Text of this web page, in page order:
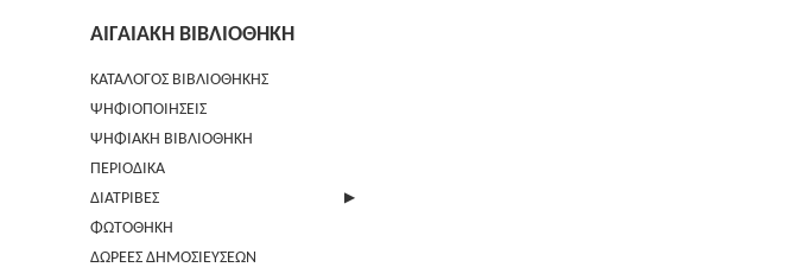
ΑΙΓΑΙΑΚΗ ΒΙΒΛΙΟΘΗΚΗ
ΚΑΤΑΛΟΓΟΣ ΒΙΒΛΙΟΘΗΚΗΣ
ΨΗΦΙΟΠΟΙΗΣΕΙΣ
ΨΗΦΙΑΚΗ ΒΙΒΛΙΟΘΗΚΗ
ΠΕΡΙΟΔΙΚΑ
ΔΙΑΤΡΙΒΕΣ
ΑΠΟΣΤΟΛΗ ΠΕΡΙΛΗΨΗΣ
ΦΩΤΟΘΗΚΗ
ΔΩΡΕΕΣ ΔΗΜΟΣΙΕΥΣΕΩΝ